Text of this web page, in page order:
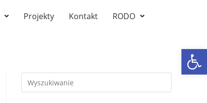
Projekty Kontakt RODO